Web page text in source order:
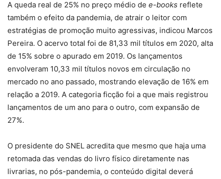
A queda real de 25% no preço médio de e-books reflete
também o efeito da pandemia, de atrair o leitor com
estratégias de promoção muito agressivas, indicou Marcos
Pereira. O acervo total foi de 81,33 mil títulos em 2020, alta
de 15% sobre o apurado em 2019. Os lançamentos
envolveram 10,33 mil títulos novos em circulação no
mercado no ano passado, mostrando elevação de 16% em
relação a 2019. A categoria ficção foi a que mais registrou
lançamentos de um ano para o outro, com expansão de
27%.
O presidente do SNEL acredita que mesmo que haja uma
retomada das vendas do livro físico diretamente nas
livrarias, no pós-pandemia, o conteúdo digital deverá